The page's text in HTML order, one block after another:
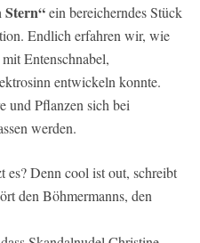
Stern“ein bereicherndes Stück
Endlich erfahren wir, wie
Entenschnabel,
entwickeln konnte.
und Pflanzen sich bei
werden.
es? Denn cool ist out, schreibt
den Böhmermanns, den